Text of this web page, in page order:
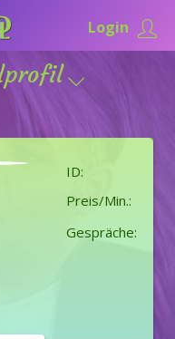
Login
ID:
Preis/Min.:
Gespräche: